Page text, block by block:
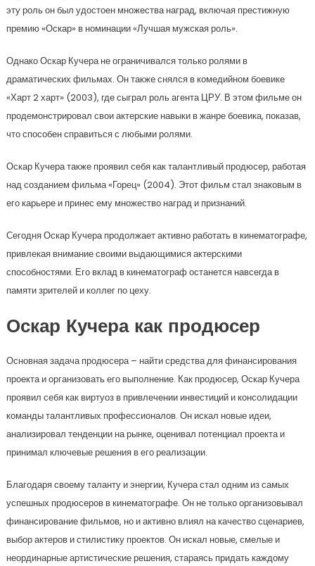
эту роль он был удостоен множества наград, включая престижную
премию «Оскар» в номинации «Лучшая мужская роль».
Однако Оскар Кучера не ограничивался только ролями в
драматических фильмах. Он также снялся в комедийном боевике
«Харт 2 харт» (2003), где сыграл роль агента ЦРУ. В этом фильме он
продемонстрировал свои актерские навыки в жанре боевика, показав,
что способен справиться с любыми ролями.
Оскар Кучера также проявил себя как талантливый продюсер, работая
над созданием фильма «Горец» (2004). Этот фильм стал знаковым в
его карьере и принес ему множество наград и признаний.
Сегодня Оскар Кучера продолжает активно работать в кинематографе,
привлекая внимание своими выдающимися актерскими
способностями. Его вклад в кинематограф останется навсегда в
памяти зрителей и коллег по цеху.
Оскар Кучера как продюсер
Основная задача продюсера – найти средства для финансирования
проекта и организовать его выполнение. Как продюсер, Оскар Кучера
проявил себя как виртуоз в привлечении инвестиций и консолидации
команды талантливых профессионалов. Он искал новые идеи,
анализировал тенденции на рынке, оценивал потенциал проекта и
принимал ключевые решения в его реализации.
Благодаря своему таланту и энергии, Кучера стал одним из самых
успешных продюсеров в кинематографе. Он не только организовывал
финансирование фильмов, но и активно влиял на качество сценариев,
выбор актеров и стилистику проектов. Он искал новые, смелые и
неординарные артистические решения, стараясь придать каждому